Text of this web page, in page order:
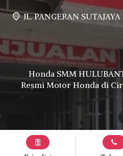
JL. PANGERAN SUTAJAYA HULUBANTENG LOR PABUARAN CIREBON TIMUR, Ds.
Honda SMM
Resmi Motor Honda di